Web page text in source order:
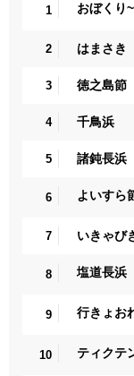
1 おぼくり
2 はまさき
3 徳之島節
4 千鳥浜
5 諸鈍長浜
6 よいすら
7 いきゃび
8 塩道長浜
9 行きょお
10 ティクテ